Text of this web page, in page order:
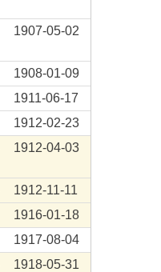
1907-05-02
1908-01-09
1911-06-17
1912-02-23
1912-04-03
1912-11-11
1916-01-18
1917-08-04
1918-05-31